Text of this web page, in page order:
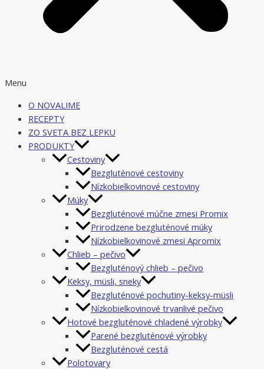
Menu
O NOVALIME
RECEPTY
ZO SVETA BEZ LEPKU
PRODUKTY
Cestoviny
Bezgluténové cestoviny
Nízkobielkovinové cestoviny
Múky
Bezgluténové múčne zmesi Promix
Prirodzene bezgluténové múky
Nízkobielkovinové zmesi Apromix
Chlieb – pečivo
Bezgluténový chlieb – pečivo
Keksy, müsli, sneky
Bezgluténové pochutiny-keksy-müsli
Nízkobielkovinové trvanlivé pečivo
Hotové bezgluténové chladené výrobky
Parené bezgluténové výrobky
Bezgluténové cestá
Polotovary